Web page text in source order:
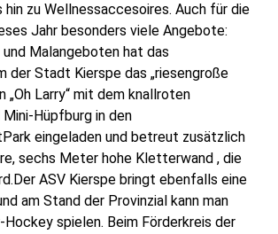
hin zu Wellnessaccesoires. Auch für die
Jahr besonders viele Angebote:
Malangeboten hat das
der Stadt Kierspe das „riesengroße
„Oh Larry“ mit dem knallroten
Hüpfburg in den
eingeladen und betreut zusätzlich
sechs Meter hohe Kletterwand , die
ASV Kierspe bringt ebenfalls eine
am Stand der Provinzial kann man
Hockey spielen. Beim Förderkreis der